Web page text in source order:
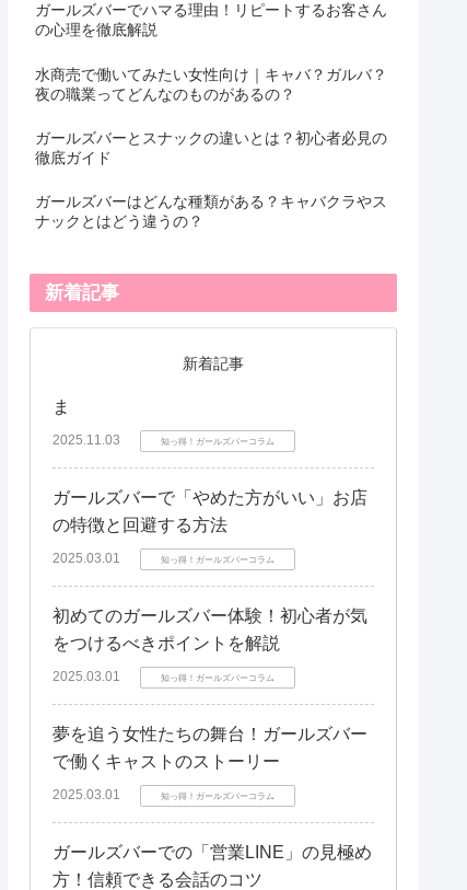
ガールズバーでハマる理由！リピートするお客さん
の心理を徹底解説
水商売で働いてみたい女性向け｜キャバ？ガルバ？
夜の職業ってどんなのものがあるの？
ガールズバーとスナックの違いとは？初心者必見の
徹底ガイド
ガールズバーはどんな種類がある？キャバクラやス
ナックとはどう違うの？
新着記事
新着記事
ま
2025.11.03 知っ得！ガールズバーコラム
ガールズバーで「やめた方がいい」お店
の特徴と回避する方法
2025.03.01 知っ得！ガールズバーコラム
初めてのガールズバー体験！初心者が気
をつけるべきポイントを解説
2025.03.01 知っ得！ガールズバーコラム
夢を追う女性たちの舞台！ガールズバー
で働くキャストのストーリー
2025.03.01 知っ得！ガールズバーコラム
ガールズバーでの「営業LINE」の見極め
方！信頼できる会話のコツ